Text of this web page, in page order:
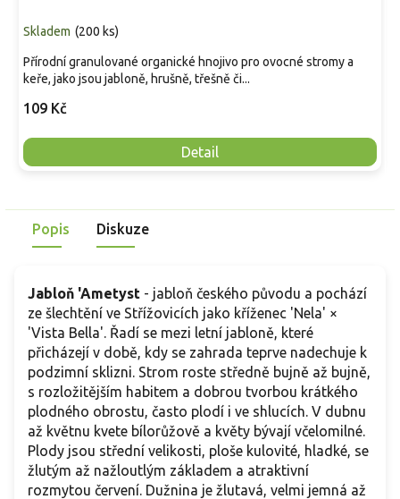
Skladem (200 ks)
109 Kč
Detail
Přírodní granulované organické hnojivo pro ovocné stromy a
keře, jako jsou jabloně, hrušně, třešně či...
Popis Diskuze
Jabloň 'Ametyst - jabloň českého původu a pochází
ze šlechtění ve Střížovicích jako kříženec 'Nela' ×
'Vista Bella'. Řadí se mezi letní jabloně, které
přicházejí v době, kdy se zahrada teprve nadechuje k
podzimní sklizni. Strom roste středně bujně až bujně,
s rozložitějším habitem a dobrou tvorbou krátkého
plodného obrostu, často plodí i ve shlucích. V dubnu
až květnu kvete bílorůžově a květy bývají včelomilné.
Plody jsou střední velikosti, ploše kulovité, hladké, se
žlutým až nažloutlým základem a atraktivní
rozmytou červení. Dužnina je žlutavá, velmi jemná až